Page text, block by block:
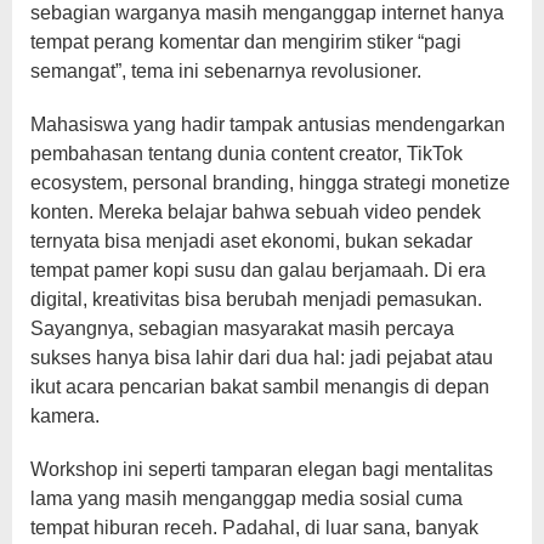
sebagian warganya masih menganggap internet hanya
tempat perang komentar dan mengirim stiker “pagi
semangat”, tema ini sebenarnya revolusioner.
Mahasiswa yang hadir tampak antusias mendengarkan
pembahasan tentang dunia content creator, TikTok
ecosystem, personal branding, hingga strategi monetize
konten. Mereka belajar bahwa sebuah video pendek
ternyata bisa menjadi aset ekonomi, bukan sekadar
tempat pamer kopi susu dan galau berjamaah. Di era
digital, kreativitas bisa berubah menjadi pemasukan.
Sayangnya, sebagian masyarakat masih percaya
sukses hanya bisa lahir dari dua hal: jadi pejabat atau
ikut acara pencarian bakat sambil menangis di depan
kamera.
Workshop ini seperti tamparan elegan bagi mentalitas
lama yang masih menganggap media sosial cuma
tempat hiburan receh. Padahal, di luar sana, banyak